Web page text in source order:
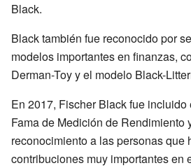
Black.
Black también fue reconocido por
modelos importantes en finanzas,
Derman-Toy y el modelo Black-
En 2017, Fischer Black fue
Fama de Medición de Rendimiento
reconocimiento a las personas que
contribuciones muy importantes en